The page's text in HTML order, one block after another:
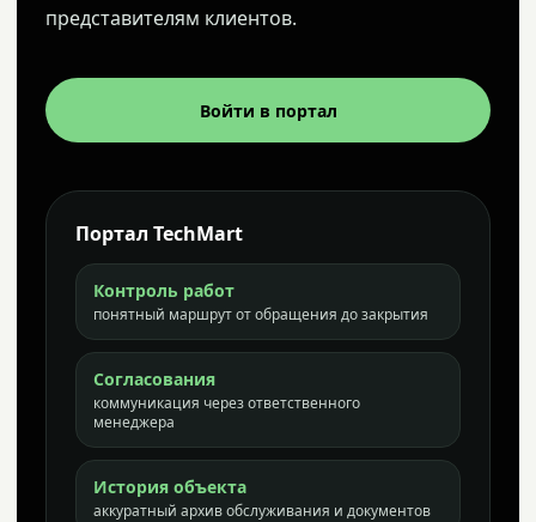
представителям клиентов.
Войти в портал
Портал TechMart
Контроль работ
понятный маршрут от обращения до закрытия
Согласования
коммуникация через ответственного
менеджера
История объекта
аккуратный архив обслуживания и документов